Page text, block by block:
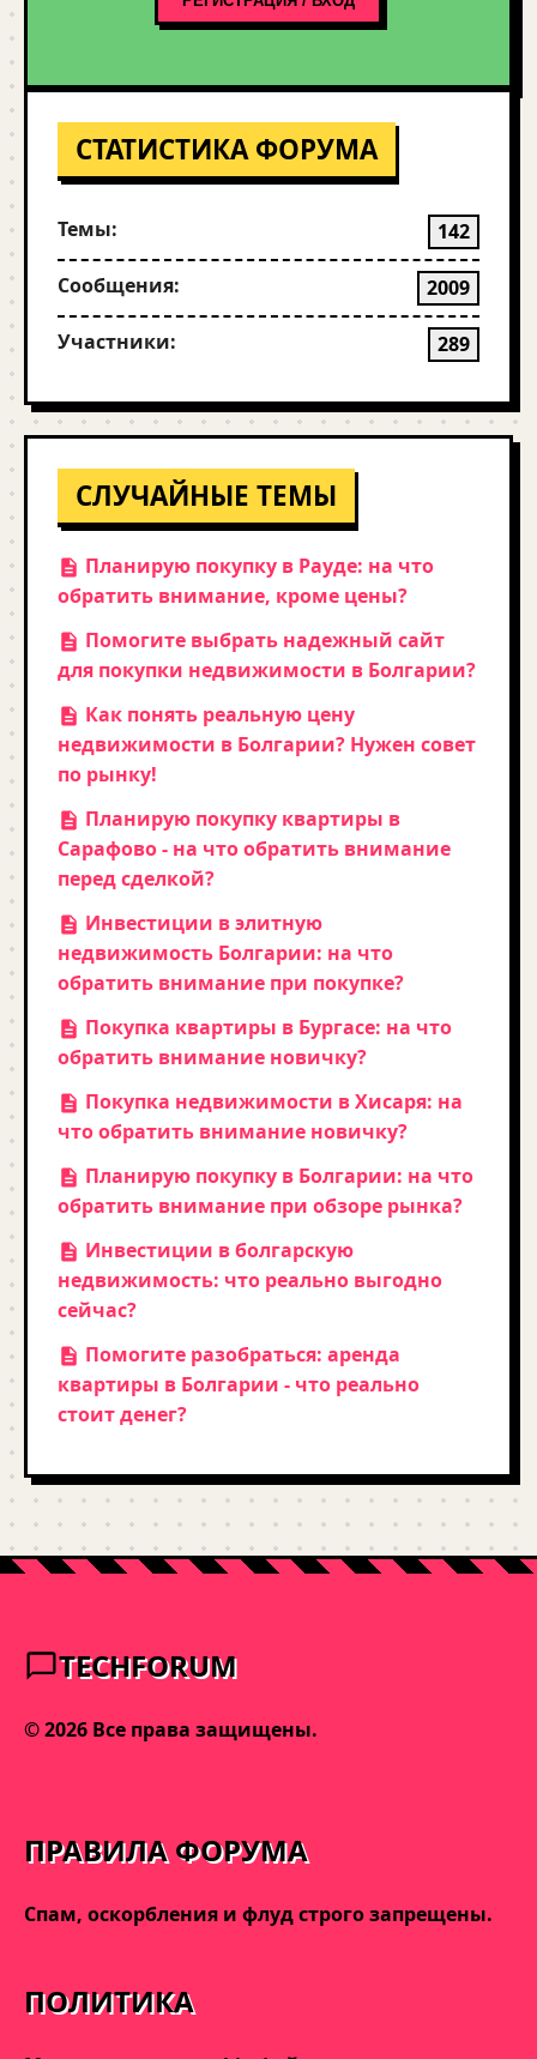
СТАТИСТИКА ФОРУМА
Темы: 142
Сообщения: 2009
Участники: 289
СЛУЧАЙНЫЕ ТЕМЫ
Планирую покупку в Рауде: на что
обратить внимание, кроме цены?
Помогите выбрать надежный сайт
для покупки недвижимости в Болгарии?
Как понять реальную цену
недвижимости в Болгарии? Нужен совет
по рынку!
Планирую покупку квартиры в
Сарафово - на что обратить внимание
перед сделкой?
Инвестиции в элитную
недвижимость Болгарии: на что
обратить внимание при покупке?
Покупка квартиры в Бургасе: на что
обратить внимание новичку?
Покупка недвижимости в Хисаря: на
что обратить внимание новичку?
Планирую покупку в Болгарии: на что
обратить внимание при обзоре рынка?
Инвестиции в болгарскую
недвижимость: что реально выгодно
сейчас?
Помогите разобраться: аренда
квартиры в Болгарии - что реально
стоит денег?
TECHFORUM
© 2026 Все права защищены.
ПРАВИЛА ФОРУМА
Спам, оскорбления и флуд строго запрещены.
ПОЛИТИКА